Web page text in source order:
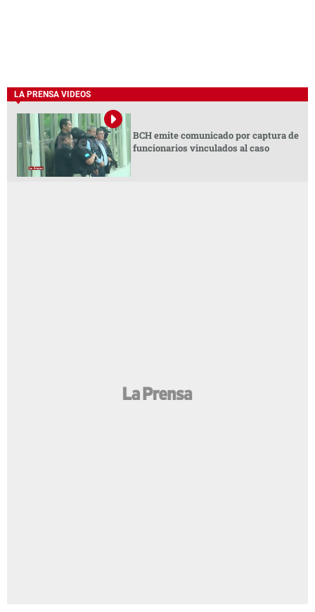
LA PRENSA VIDEOS
BCH emite comunicado por captura de
funcionarios vinculados al caso